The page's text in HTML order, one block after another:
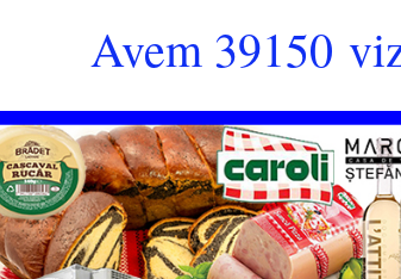
Avem 39150